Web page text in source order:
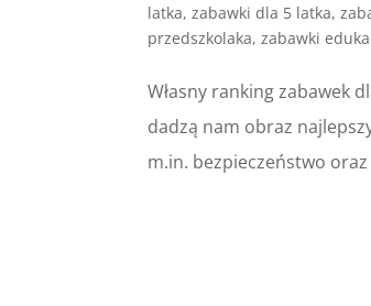
latka,zabawki dla 5 latka,
przedszkolaka,zabawki
Własny ranking zabawek
dadzą nam obraz
m.in. bezpieczeństwo